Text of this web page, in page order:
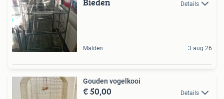
Details
Malden 3 aug 26
Gouden vogelkooi
€ 50,00 Details